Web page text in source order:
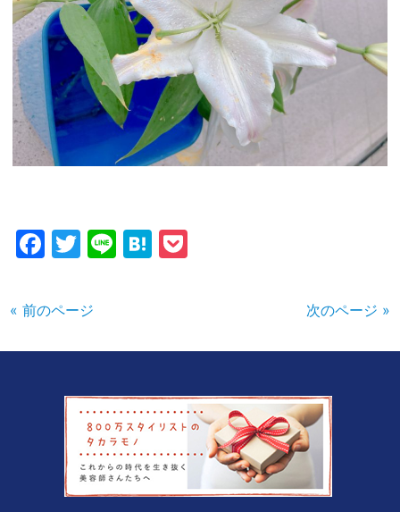
Facebook
Twitter
LineHatena
« 前のページ 次のページ »